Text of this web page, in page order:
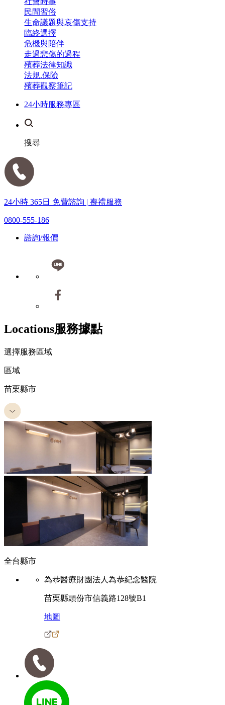
民間習俗
生命議題與哀傷支持
臨終選擇
危機與陪伴
走過悲傷的過程
殯葬法律知識
法規.保險
殯葬觀察筆記
24小時服務專區
搜尋
24小時 365日 免費諮詢 | 喪禮服務
0800-555-186
諮詢/報價
Locations服務據點
選擇服務區域
區域
苗栗縣市
全台縣市
為恭醫療財團法人為恭紀念醫院
苗栗縣頭份市信義路128號B1
地圖